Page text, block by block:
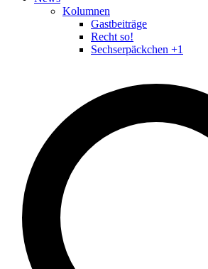
Kolumnen
Gastbeiträge
Recht so!
Sechserpäckchen +1